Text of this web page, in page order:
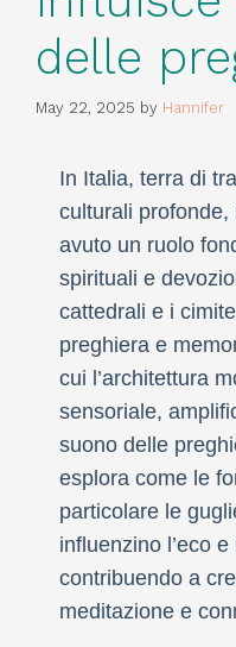
delle
May 22, 2025 by Hannifer
In Italia, terra di
culturali
avuto un ruolo
spirituali e
cattedrali e i
preghiera e
cui l’architettura
sensoriale,
suono delle
esplora come le
particolare le
influenzino l’eco
contribuendo a
meditazione e